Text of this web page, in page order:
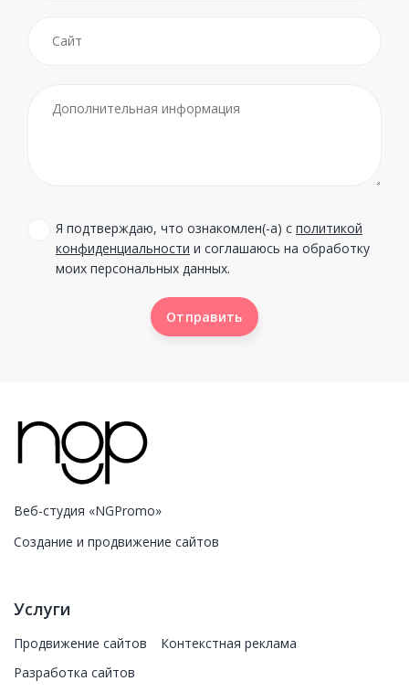
Я подтверждаю, что ознакомлен(-а) с политикой
конфиденциальности и соглашаюсь на обработку
моих персональных данных.
Отправить
Отправить
Веб-студия «NGPromo»
Создание и продвижение сайтов
Услуги
Продвижение сайтов
Контекстная реклама
Разработка сайтов